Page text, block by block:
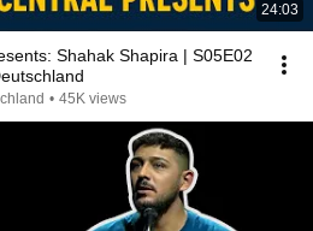
24:03
Shahak Shapira | S05E02
• 45K views